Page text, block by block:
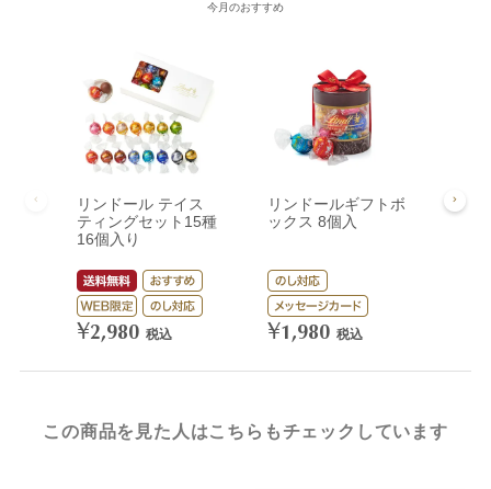
今月のおすすめ
リンドール テイス
ティングセット15種
16個入り
¥2,980 税込
リンドールギフトボ
ックス 8個入
¥1,980 税込
リ
この商品を見た人はこちらもチェックしています